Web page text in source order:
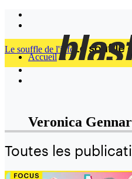
Accueil
Le souffle de l'info
Veronica
Toutes les